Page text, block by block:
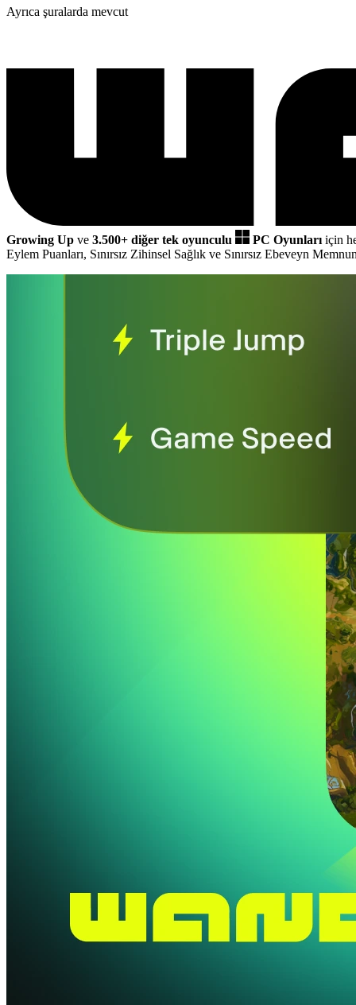
Ayrıca şuralarda mevcut
Growing Up ve 3.500+ diğer tek oyunculu PC Oyunları için
Eylem Puanları, Sınırsız Zihinsel Sağlık ve Sınırsız Ebeveyn